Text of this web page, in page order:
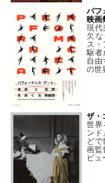
パフ
映画
現代
欠
ス
駆者
自由
の世
ザ・
世
ンド
ど
画監
ビュ